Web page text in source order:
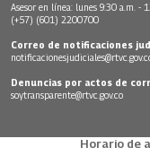
Asesor en línea: lunes 9:30 a.m. -
(+57) (601) 2200700
Correo de notificaciones
Denuncias por actos de
soytransparente@rtvc.gov.co
Horario de